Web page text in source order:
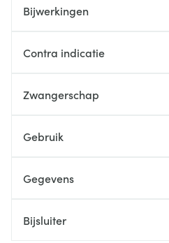
Bijwerkingen
Contra indicatie
Zwangerschap
Gebruik
Gegevens
Bijsluiter